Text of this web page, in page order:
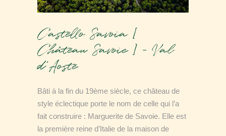
Castello Savoia [
Château Savoie ] – Val
d’Aoste
Bâti à la fin du 19ème siècle, ce château de
style éclectique porte le nom de celle qui l’a
fait construire : Marguerite de Savoie. Elle est
la première reine d’Italie de la maison de